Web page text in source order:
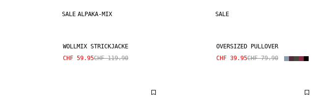
SALE ALPAKA-MIX
WOLLMIX STRICKJACKE
CHF 59.95CHF 119.90
SALE
OVERSIZED PULLOVER
CHF 39.95CHF 79.90